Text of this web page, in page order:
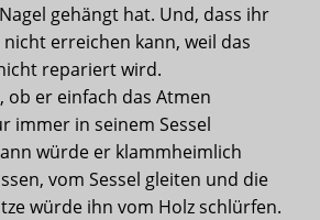
gehängt hat. Und, dass ihr
erreichen kann, weil das
repariert wird.
er einfach das Atmen
immer in seinem Sessel
würde er klammheimlich
vom Sessel gleiten und die
würde ihn vom Holz schlürfen.